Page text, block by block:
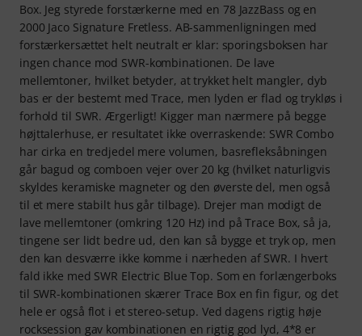
Box. Jeg styrede forstærkerne med en 78 JazzBass og en
2000 Jaco Signature Fretless. AB-sammenligningen med
forstærkersættet helt neutralt er klar: sporingsboksen har
ingen chance mod SWR-kombinationen. De lave
mellemtoner, hvilket betyder, at trykket helt mangler, dyb
bas er der bestemt med Trace, men lyden er flad og trykløs i
forhold til SWR. Ærgerligt! Kigger man nærmere på begge
højttalerhuse, er resultatet ikke overraskende: SWR Combo
har cirka en tredjedel mere volumen, basrefleksåbningen
går bagud og comboen vejer over 20 kg (hvilket naturligvis
skyldes keramiske magneter og den øverste del, men også
til et mere stabilt hus går tilbage). Drejer man modigt de
lave mellemtoner (omkring 120 Hz) ind på Trace Box, så ja,
tingene ser lidt bedre ud, den kan så bygge et tryk op, men
den kan desværre ikke komme i nærheden af SWR. I hvert
fald ikke med SWR Electric Blue Top. Som en forlængerboks
til SWR-kombinationen skærer Trace Box en fin figur, og det
hele er også flot i et stereo-setup. Ved dagens rigtig høje
rocksession gav kombinationen en rigtig god lyd, 4*8 er